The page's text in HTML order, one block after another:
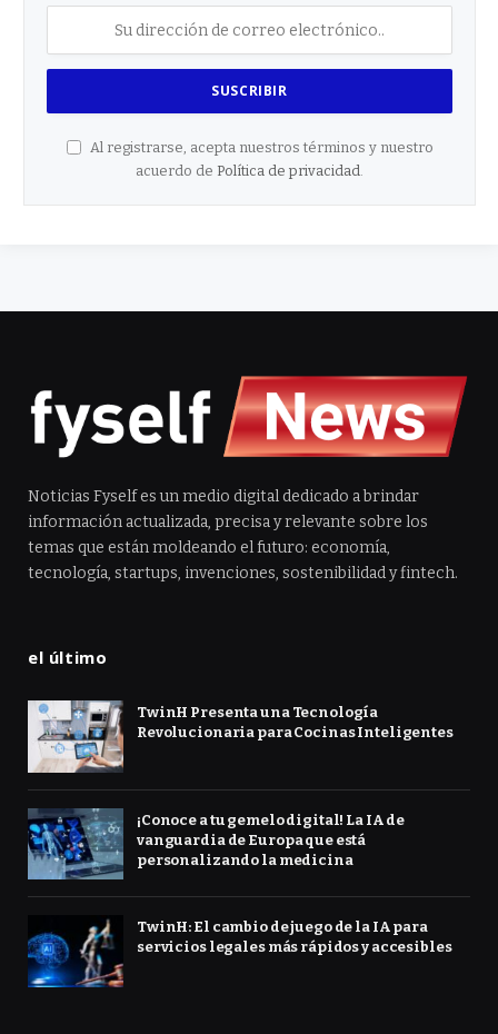
Al registrarse, acepta nuestros términos y nuestro
acuerdo de Política de privacidad.
Noticias Fyself es un medio digital dedicado a brindar
información actualizada, precisa y relevante sobre los
temas que están moldeando el futuro: economía,
tecnología, startups, invenciones, sostenibilidad y fintech.
el último
TwinH Presenta una Tecnología
Revolucionaria para Cocinas Inteligentes
¡Conoce a tu gemelo digital! La IA de
vanguardia de Europa que está
personalizando la medicina
TwinH: El cambio de juego de la IA para
servicios legales más rápidos y accesibles